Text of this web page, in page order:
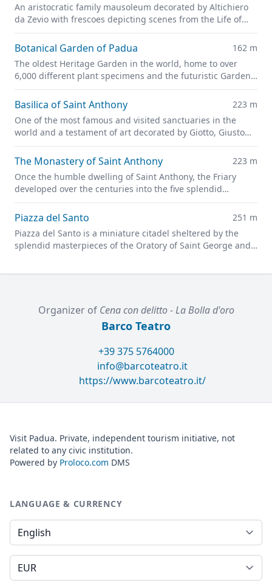
An aristocratic family mausoleum decorated by Altichiero
da Zevio with frescoes depicting scenes from the Life of
Christ and of Saint George
Botanical Garden of Padua
162 m
The oldest Heritage Garden in the world, home to over
6,000 different plant specimens and the futuristic Garden
of Biodiversity
Basilica of Saint Anthony
223 m
One of the most famous and visited sanctuaries in the
world and a testament of art decorated by Giotto, Giusto
de' Menabuoi, Altichiero da Zevio, and Jacopo Avanzi
The Monastery of Saint Anthony
223 m
Once the humble dwelling of Saint Anthony, the Friary
developed over the centuries into the five splendid
cloisters located on the southern side of the Basilica.
Piazza del Santo
251 m
Piazza del Santo is a miniature citadel sheltered by the
splendid masterpieces of the Oratory of Saint George and
Organizer of Cena con delitto - La Bolla d'oro
Barco Teatro
+39 375 5764000
info@barcoteatro.it
https://www.barcoteatro.it/
Visit Padua. Private, independent tourism initiative, not
related to any civic institution.
Powered by Proloco.com DMS
LANGUAGE & CURRENCY
Language
Currency